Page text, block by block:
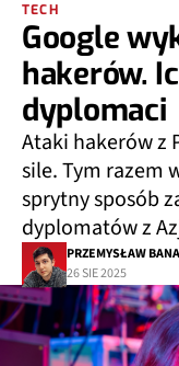
TECH
Google
hakerów.
dyplomaci
Ataki hakerów z
sile. Tym razem
sprytny sposób
dyplomatów z
PRZEMYSŁAW
26 SIE 2025